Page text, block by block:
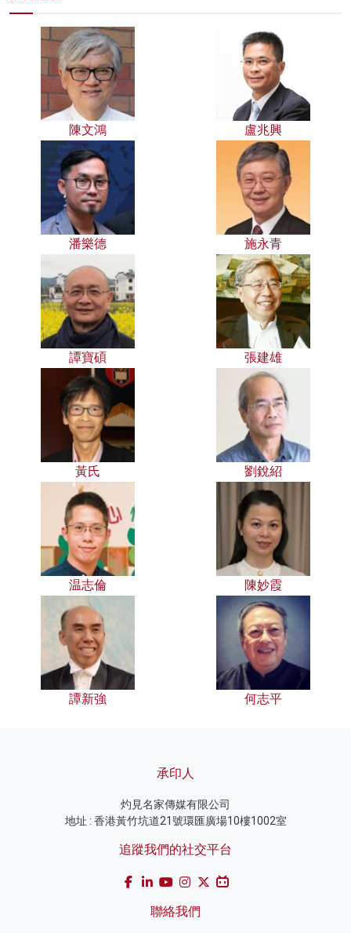
陳文鴻 盧兆興
潘樂德 施永青
譚寶碩 張建雄
黃氏 劉銳紹
温志倫 陳妙霞
譚新強 何志平
承印人
灼見名家傳媒有限公司
地址 : 香港黃竹坑道21號環匯廣場10樓1002室
追蹤我們的社交平台
聯絡我們